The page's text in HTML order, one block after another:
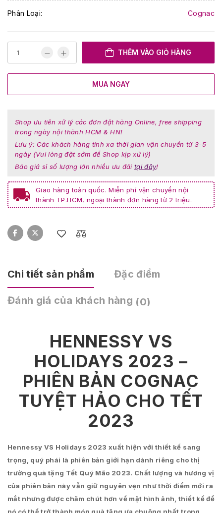
Phân Loại: Cognac
THÊM VÀO GIỎ HÀNG
MUA NGAY
Shop ưu tiên xữ lý các đơn đặt hàng Online, free shipping
trong ngày nội thành HCM & HN!
Lưu ý: Các khách hàng tỉnh xa thời gian vận chuyển từ 3-5
ngày (Vui lòng đặt sớm để Shop kịp xử lý)
Báo giá sỉ số lượng lớn nhiều ưu đãi tại đây!
Giao hàng toàn quốc. Miễn phí vận chuyển nội
thành TP.HCM, ngoại thành đơn hàng từ 2 triệu.
Chi tiết sản phẩm Đặc điểm
Đánh giá của khách hàng (0)
HENNESSY VS
HOLIDAYS 2023 –
PHIÊN BẢN COGNAC
TUYỆT HẢO CHO TẾT
2023
Hennessy VS Holidays 2023 xuất hiện với thiết kế sang
trọng, quý phái là phiên bản giới hạn dành riêng cho thị
trường quà tặng Tết Quý Mão 2023. Chất lượng và hương vị
của phiên bản này vẫn giữ nguyên vẹn như thời điểm mới ra
mắt nhưng được chăm chút hơn về mặt hình ảnh, thiết kế để